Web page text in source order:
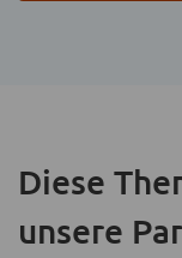
Diese
unsere